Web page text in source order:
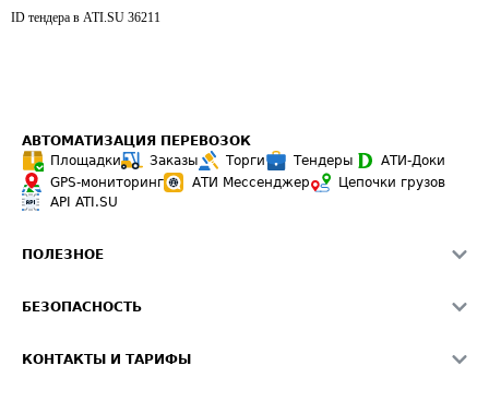
ID тендера в ATI.SU 36211
АВТОМАТИЗАЦИЯ ПЕРЕВОЗОК
Площадки
Заказы Торги Тендеры
АТИ-Доки
GPS-мониторинг
АТИ Мессенджер
Цепочки грузов
API ATI.SU
ПОЛЕЗНОЕ
Звезды ATI.SU на вашем сайте
БЕЗОПАСНОСТЬ
КОНТАКТЫ И ТАРИФЫ